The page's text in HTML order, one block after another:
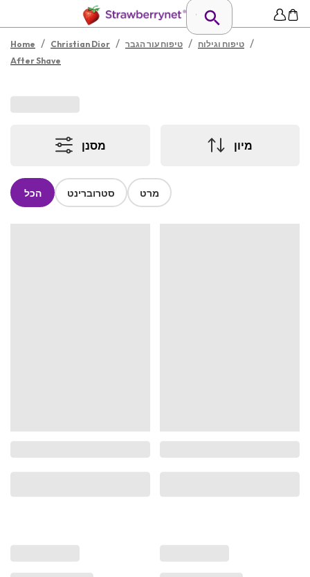
Home / Christian Dior / טיפוח עור הגבר / טיפוח וגילוח /
After Shave
מסנן מיון
הכל סטרוברינט מרט